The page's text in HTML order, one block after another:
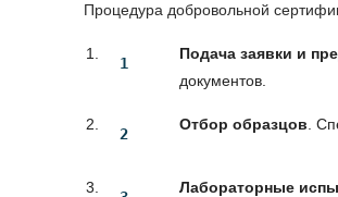
Процедура добровольной
Подача заявки и
документов.
Отбор образцов.
Лабораторные